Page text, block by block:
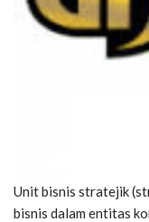
Unit bisnis stratejik
bisnis dalam entitas